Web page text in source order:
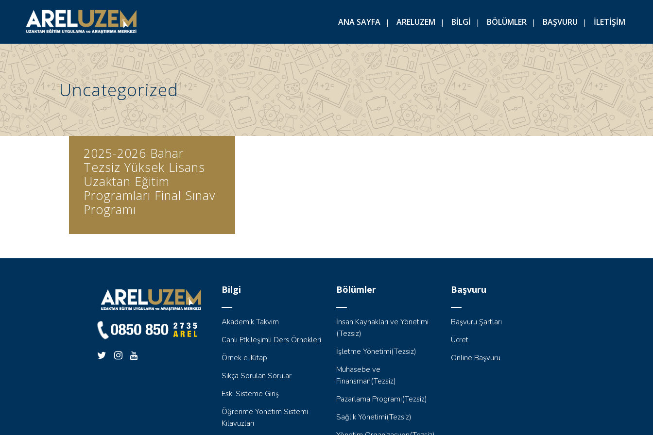
ANA SAYFA ARELUZEM BİLGİ BÖLÜMLER BAŞVURU İLETİŞİM
Uncategorized
2025-2026 Bahar
Tezsiz Yüksek Lisans
Uzaktan Eğitim
Programları Final Sınav
Programı
Bilgi
Akademik Takvim
Canlı Etkileşimli Ders Örnekleri
Örnek e-Kitap
Sıkça Sorulan Sorular
Eski Sisteme Giriş
Öğrenme Yönetim Sistemi
Kılavuzları
Bölümler
İnsan Kaynakları ve Yönetimi
(Tezsiz)
İşletme Yönetimi(Tezsiz)
Muhasebe ve
Finansman(Tezsiz)
Pazarlama Programı(Tezsiz)
Sağlık Yönetimi(Tezsiz)
Başvuru
Başvuru Şartları
Ücret
Online Başvuru